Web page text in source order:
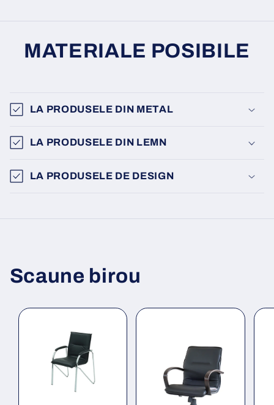
MATERIALE POSIBILE
LA PRODUSELE DIN METAL
LA PRODUSELE DIN LEMN
LA PRODUSELE DE DESIGN
Scaune birou